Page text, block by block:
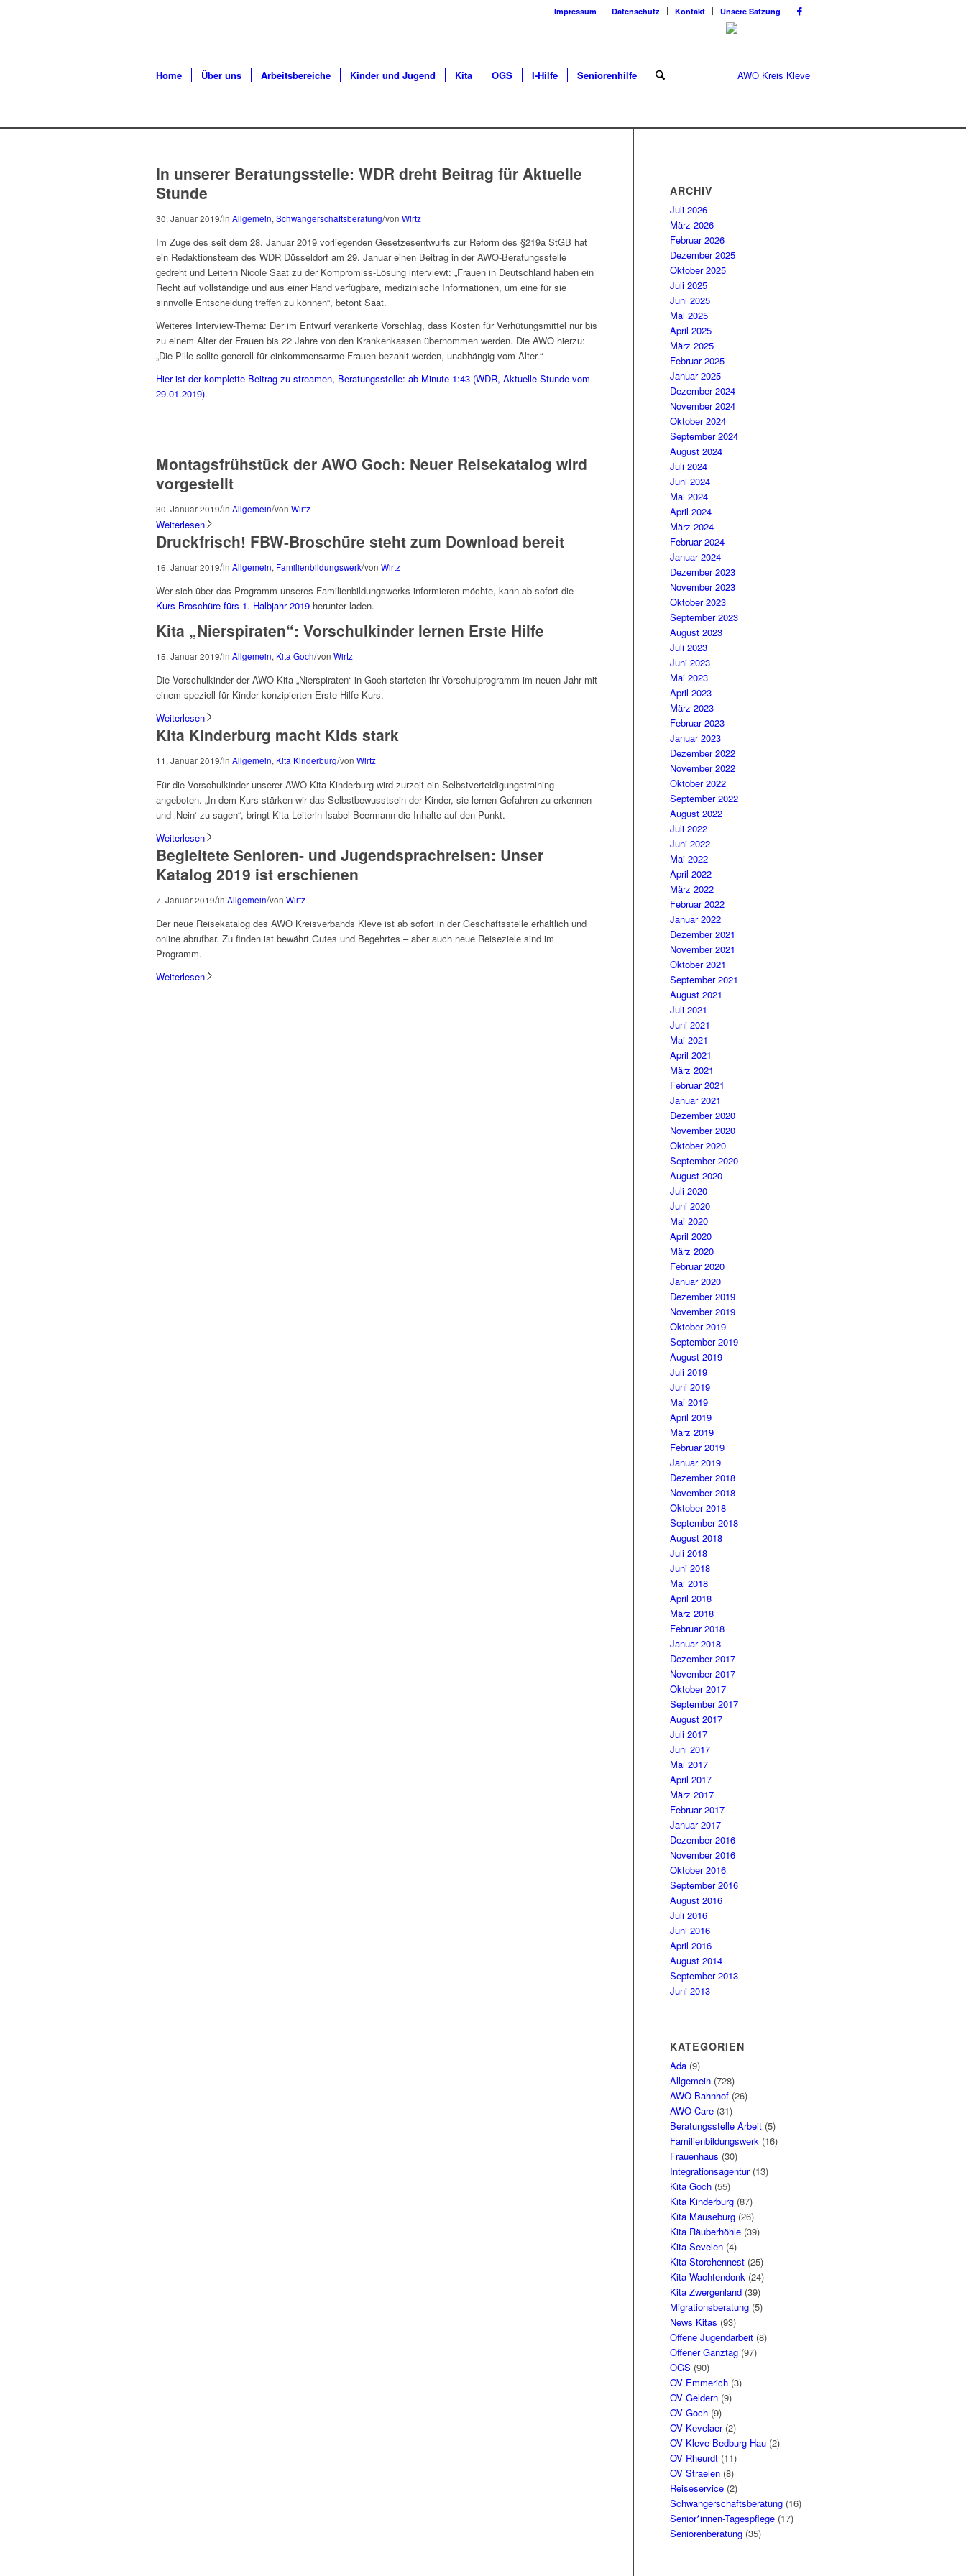
Impressum Datenschutz Kontakt Unsere Satzung
Home Über uns Arbeitsbereiche Kinder und Jugend Kita OGS I-Hilfe Seniorenhilfe
In unserer Beratungsstelle: WDR dreht Beitrag für Aktuelle
Stunde
30. Januar 2019/in Allgemein, Schwangerschaftsberatung/von Wirtz
Im Zuge des seit dem 28. Januar 2019 vorliegenden Gesetzesentwurfs zur Reform des §219a StGB hat
ein Redaktionsteam des WDR Düsseldorf am 29. Januar einen Beitrag in der AWO-Beratungsstelle
gedreht und Leiterin Nicole Saat zu der Kompromiss-Lösung interviewt: „Frauen in Deutschland haben ein
Recht auf vollständige und aus einer Hand verfügbare, medizinische Informationen, um eine für sie
sinnvolle Entscheidung treffen zu können“, betont Saat.
Weiteres Interview-Thema: Der im Entwurf verankerte Vorschlag, dass Kosten für Verhütungsmittel nur bis
zu einem Alter der Frauen bis 22 Jahre von den Krankenkassen übernommen werden. Die AWO hierzu:
„Die Pille sollte generell für einkommensarme Frauen bezahlt werden, unabhängig vom Alter.“
Hier ist der komplette Beitrag zu streamen, Beratungsstelle: ab Minute 1:43 (WDR, Aktuelle Stunde vom
29.01.2019).
Montagsfrühstück der AWO Goch: Neuer Reisekatalog wird
vorgestellt
30. Januar 2019/in Allgemein/von Wirtz
Weiterlesen
Druckfrisch! FBW-Broschüre steht zum Download bereit
16. Januar 2019/in Allgemein, Familienbildungswerk/von Wirtz
Wer sich über das Programm unseres Familienbildungswerks informieren möchte, kann ab sofort die
Kurs-Broschüre fürs 1. Halbjahr 2019 herunter laden.
Kita „Nierspiraten“: Vorschulkinder lernen Erste Hilfe
15. Januar 2019/in Allgemein, Kita Goch/von Wirtz
Die Vorschulkinder der AWO Kita „Nierspiraten“ in Goch starteten ihr Vorschulprogramm im neuen Jahr mit
einem speziell für Kinder konzipierten Erste-Hilfe-Kurs.
Weiterlesen
Kita Kinderburg macht Kids stark
11. Januar 2019/in Allgemein, Kita Kinderburg/von Wirtz
Für die Vorschulkinder unserer AWO Kita Kinderburg wird zurzeit ein Selbstverteidigungstraining
angeboten. „In dem Kurs stärken wir das Selbstbewusstsein der Kinder, sie lernen Gefahren zu erkennen
und ‚Nein‘ zu sagen“, bringt Kita-Leiterin Isabel Beermann die Inhalte auf den Punkt.
Weiterlesen
Begleitete Senioren- und Jugendsprachreisen: Unser
Katalog 2019 ist erschienen
7. Januar 2019/in Allgemein/von Wirtz
Der neue Reisekatalog des AWO Kreisverbands Kleve ist ab sofort in der Geschäftsstelle erhältlich und
online abrufbar. Zu finden ist bewährt Gutes und Begehrtes – aber auch neue Reiseziele sind im
Programm.
Weiterlesen
ARCHIV
Juli 2026
März 2026
Februar 2026
Dezember 2025
Oktober 2025
Juli 2025
Juni 2025
Mai 2025
April 2025
März 2025
Februar 2025
Januar 2025
Dezember 2024
November 2024
Oktober 2024
September 2024
August 2024
Juli 2024
Juni 2024
Mai 2024
April 2024
März 2024
Februar 2024
Januar 2024
Dezember 2023
November 2023
Oktober 2023
September 2023
August 2023
Juli 2023
Juni 2023
Mai 2023
April 2023
März 2023
Februar 2023
Januar 2023
Dezember 2022
November 2022
Oktober 2022
September 2022
August 2022
Juli 2022
Juni 2022
Mai 2022
April 2022
März 2022
Februar 2022
Januar 2022
Dezember 2021
November 2021
Oktober 2021
September 2021
August 2021
Juli 2021
Juni 2021
Mai 2021
April 2021
März 2021
Februar 2021
Januar 2021
Dezember 2020
November 2020
Oktober 2020
September 2020
August 2020
Juli 2020
Juni 2020
Mai 2020
April 2020
März 2020
Februar 2020
Januar 2020
Dezember 2019
November 2019
Oktober 2019
September 2019
August 2019
Juli 2019
Juni 2019
Mai 2019
April 2019
März 2019
Februar 2019
Januar 2019
Dezember 2018
November 2018
Oktober 2018
September 2018
August 2018
Juli 2018
Juni 2018
Mai 2018
April 2018
März 2018
Februar 2018
Januar 2018
Dezember 2017
November 2017
Oktober 2017
September 2017
August 2017
Juli 2017
Juni 2017
Mai 2017
April 2017
März 2017
Februar 2017
Januar 2017
Dezember 2016
November 2016
Oktober 2016
September 2016
August 2016
Juli 2016
Juni 2016
April 2016
August 2014
September 2013
Juni 2013
KATEGORIEN
Ada (9)
Allgemein (728)
AWO Bahnhof (26)
AWO Care (31)
Beratungsstelle Arbeit (5)
Familienbildungswerk (16)
Frauenhaus (30)
Integrationsagentur(13)
Kita Goch (55)
Kita Kinderburg (87)
Kita Mäuseburg (26)
Kita Räuberhöhle (39)
Kita Sevelen (4)
Kita Storchennest (25)
Kita Wachtendonk (24)
Kita Zwergenland (39)
Migrationsberatung (5)
News Kitas (93)
Offene Jugendarbeit (8)
Offener Ganztag (97)
OGS (90)
OV Emmerich (3)
OV Geldern (9)
OV Goch (9)
OV Kevelaer(2)
OV Kleve Bedburg-Hau (2)
OV Rheurdt (11)
OV Straelen (8)
Reiseservice (2)
Schwangerschaftsberatung (16)
Senior*innen-Tagespflege (17)
Seniorenberatung (35)